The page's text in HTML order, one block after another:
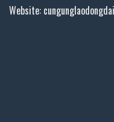
Website: